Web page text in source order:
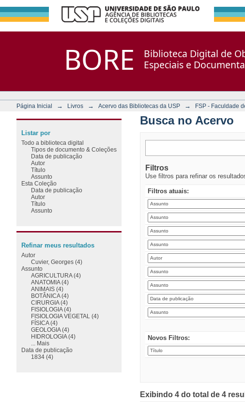
BORE
Biblioteca Digital de
Especiais e
Página Inicial → Livros → Acervo das Bibliotecas da USP → FSP - Faculdade
Busca no Acervo
Filtros
Use filtros para refinar os
Filtros atuais:
Novos Filtros:
Exibindo 4 do total de 4
Listar por
Todo a biblioteca digital
Tipos de documento & Coleções
Data de publicação
Autor
Título
Assunto
Esta Coleção
Data de publicação
Autor
Título
Assunto
Refinar meus resultados
Autor
Cuvier, Georges (4)
Assunto
AGRICULTURA (4)
ANATOMIA (4)
ANIMAIS (4)
BOTÂNICA (4)
CIRURGIA (4)
FISIOLOGIA (4)
FISIOLOGIA VEGETAL (4)
FÍSICA (4)
GEOLOGIA (4)
HIDROLOGIA (4)
... Mais
Data de publicação
1834 (4)